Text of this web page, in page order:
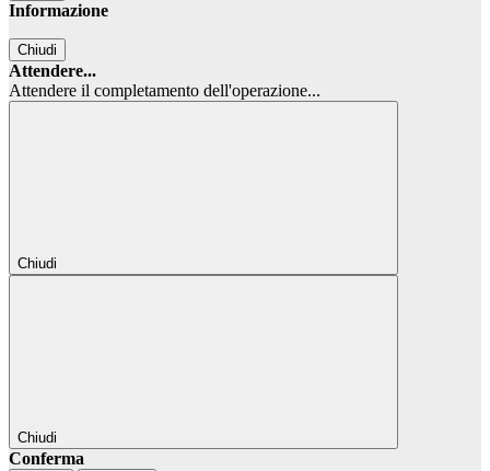
Informazione
Chiudi
Attendere...
Attendere il completamento dell'operazione...
Chiudi
Chiudi
Conferma